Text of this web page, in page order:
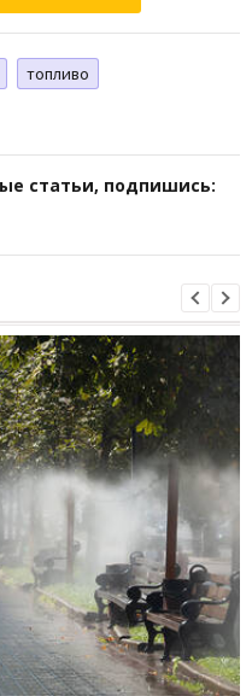
топливо
статьи, подпишись: